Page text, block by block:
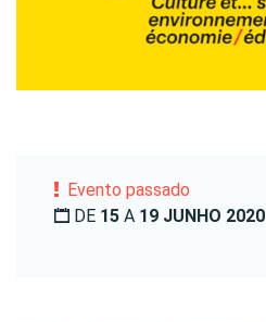
Evento passado
DE 15 A 19 JUNHO 2020